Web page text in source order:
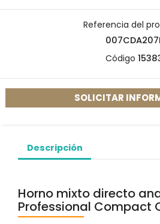
Referencia del
Código
SOLICITAR
Descripción
Horno mixto directo
Professional Compact